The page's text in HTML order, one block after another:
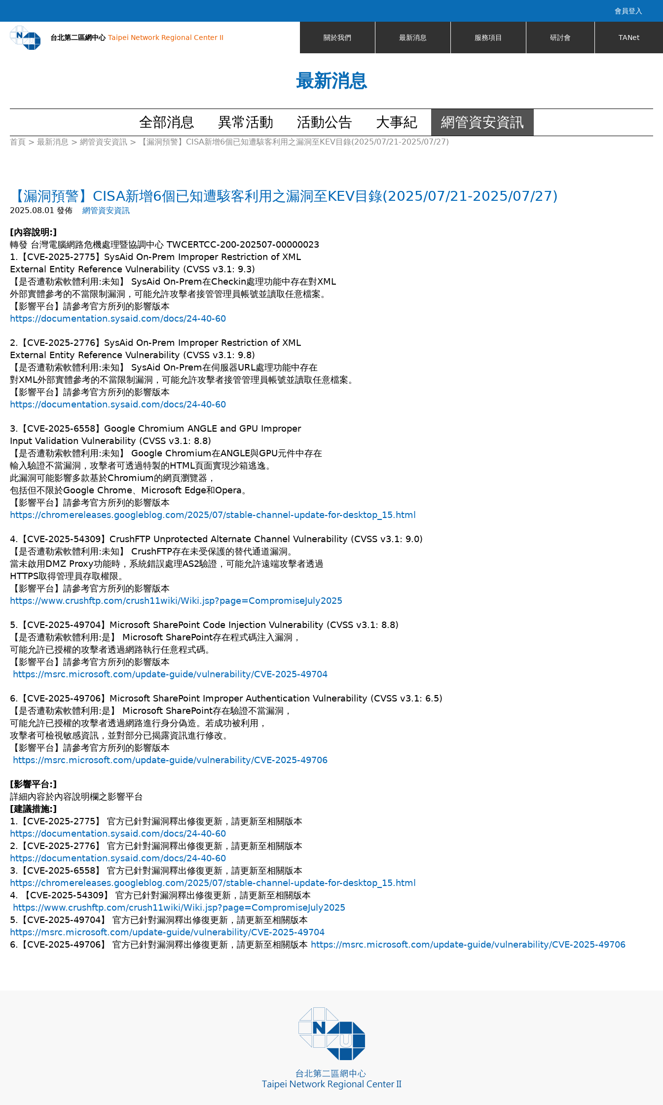
會員登入
台北第二區網中心 Taipei Network Regional Center II 關於我們 最新消息 服務項目 研討會 TANet
最新消息
全部消息 異常活動 活動公告 大事紀 網管資安資訊
您
這
首頁 > 最新消息 > 網管資安資訊 > 【漏洞預警】CISA新增6個已知遭駭客利用之漏洞至KEV目錄(2025/07/21-2025/07/27)
【漏洞預警】CISA新增6個已知遭駭客利用之漏洞至KEV目錄(2025/07/21-2025/07/27)
2025.08.01 發佈 網管資安資訊
[內容說明:]
轉發 台灣電腦網路危機處理暨協調中心 TWCERTCC-200-202507-00000023
1.【CVE-2025-2775】SysAid On-Prem Improper Restriction of XML
External Entity Reference Vulnerability (CVSS v3.1: 9.3)
【是否遭勒索軟體利用:未知】 SysAid On-Prem在Checkin處理功能中存在對XML
外部實體參考的不當限制漏洞，可能允許攻擊者接管管理員帳號並讀取任意檔案。
【影響平台】請參考官方所列的影響版本
https://documentation.sysaid.com/docs/24-40-60
2.【CVE-2025-2776】SysAid On-Prem Improper Restriction of XML
External Entity Reference Vulnerability (CVSS v3.1: 9.8)
【是否遭勒索軟體利用:未知】 SysAid On-Prem在伺服器URL處理功能中存在
對XML外部實體參考的不當限制漏洞，可能允許攻擊者接管管理員帳號並讀取任意檔案。
【影響平台】請參考官方所列的影響版本
https://documentation.sysaid.com/docs/24-40-60
3.【CVE-2025-6558】Google Chromium ANGLE and GPU Improper
Input Validation Vulnerability (CVSS v3.1: 8.8)
【是否遭勒索軟體利用:未知】 Google Chromium在ANGLE與GPU元件中存在
輸入驗證不當漏洞，攻擊者可透過特製的HTML頁面實現沙箱逃逸。
此漏洞可能影響多款基於Chromium的網頁瀏覽器，
包括但不限於Google Chrome、Microsoft Edge和Opera。
【影響平台】請參考官方所列的影響版本
https://chromereleases.googleblog.com/2025/07/stable-channel-update-for-desktop_15.html
4.【CVE-2025-54309】CrushFTP Unprotected Alternate Channel Vulnerability (CVSS v3.1: 9.0)
【是否遭勒索軟體利用:未知】 CrushFTP存在未受保護的替代通道漏洞。
當未啟用DMZ Proxy功能時，系統錯誤處理AS2驗證，可能允許遠端攻擊者透過
HTTPS取得管理員存取權限。
【影響平台】請參考官方所列的影響版本
https://www.crushftp.com/crush11wiki/Wiki.jsp?page=CompromiseJuly2025
5.【CVE-2025-49704】Microsoft SharePoint Code Injection Vulnerability (CVSS v3.1: 8.8)
【是否遭勒索軟體利用:是】 Microsoft SharePoint存在程式碼注入漏洞，
可能允許已授權的攻擊者透過網路執行任意程式碼。
【影響平台】請參考官方所列的影響版本
https://msrc.microsoft.com/update-guide/vulnerability/CVE-2025-49704
6.【CVE-2025-49706】Microsoft SharePoint Improper Authentication Vulnerability (CVSS v3.1: 6.5)
【是否遭勒索軟體利用:是】 Microsoft SharePoint存在驗證不當漏洞，
可能允許已授權的攻擊者透過網路進行身分偽造。若成功被利用，
攻擊者可檢視敏感資訊，並對部分已揭露資訊進行修改。
【影響平台】請參考官方所列的影響版本
https://msrc.microsoft.com/update-guide/vulnerability/CVE-2025-49706
[影響平台:]
詳細內容於內容說明欄之影響平台
[建議措施:]
1.【CVE-2025-2775】 官方已針對漏洞釋出修復更新，請更新至相關版本
https://documentation.sysaid.com/docs/24-40-60
2.【CVE-2025-2776】 官方已針對漏洞釋出修復更新，請更新至相關版本
https://documentation.sysaid.com/docs/24-40-60
3.【CVE-2025-6558】 官方已針對漏洞釋出修復更新，請更新至相關版本
https://chromereleases.googleblog.com/2025/07/stable-channel-update-for-desktop_15.html
4. 【CVE-2025-54309】 官方已針對漏洞釋出修復更新，請更新至相關版本
https://www.crushftp.com/crush11wiki/Wiki.jsp?page=CompromiseJuly2025
5.【CVE-2025-49704】 官方已針對漏洞釋出修復更新，請更新至相關版本
https://msrc.microsoft.com/update-guide/vulnerability/CVE-2025-49704
6.【CVE-2025-49706】 官方已針對漏洞釋出修復更新，請更新至相關版本 https://msrc.microsoft.com/update-guide/vulnerability/CVE-2025-49706